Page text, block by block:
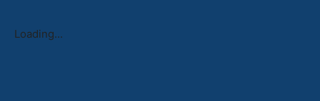
Loading...